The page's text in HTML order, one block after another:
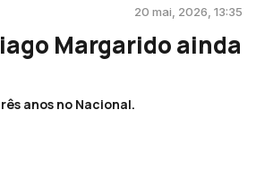
20 mai, 2026, 13:35
Margarido ainda
anos no Nacional.